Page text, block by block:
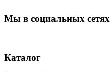
Мы в социальных сетях
Каталог